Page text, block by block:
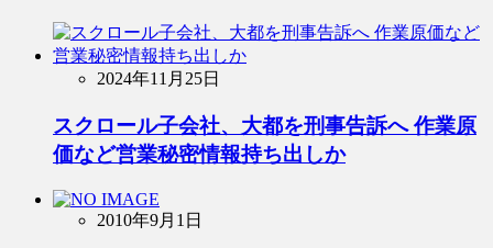
2024年11月25日
スクロール子会社、大都を刑事告訴へ 作業原
価など営業秘密情報持ち出しか
2010年9月1日